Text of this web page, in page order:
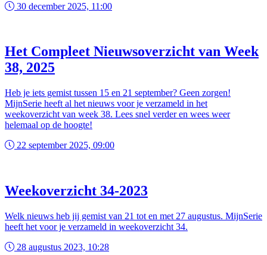
30 december 2025, 11:00
Het Compleet Nieuwsoverzicht van Week
38, 2025
Heb je iets gemist tussen 15 en 21 september? Geen zorgen!
MijnSerie heeft al het nieuws voor je verzameld in het
weekoverzicht van week 38. Lees snel verder en wees weer
helemaal op de hoogte!
22 september 2025, 09:00
Weekoverzicht 34-2023
Welk nieuws heb jij gemist van 21 tot en met 27 augustus. MijnSerie
heeft het voor je verzameld in weekoverzicht 34.
28 augustus 2023, 10:28